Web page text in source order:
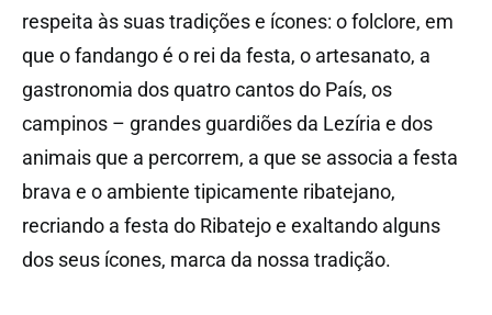
respeita às suas tradições e ícones: o folclore, em
que o fandango é o rei da festa, o artesanato, a
gastronomia dos quatro cantos do País, os
campinos – grandes guardiões da Lezíria e dos
animais que a percorrem, a que se associa a festa
brava e o ambiente tipicamente ribatejano,
recriando a festa do Ribatejo e exaltando alguns
dos seus ícones, marca da nossa tradição.